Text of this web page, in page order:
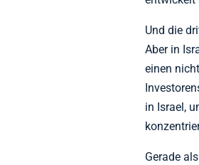
Und die
Aber in
einen
in Israel,
Gerade